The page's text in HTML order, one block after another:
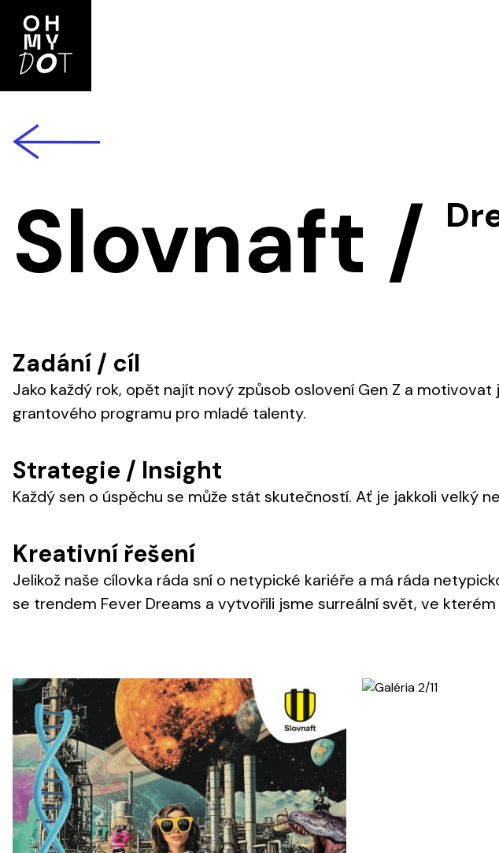
Slovnaft /
Zadání / cíl
Jako každý rok, opět najít nový způsob oslovení Gen Z a motivovat
grantového programu pro mladé talenty.
Strategie / Insight
Každý sen o úspěchu se může stát skutečností. Ať je jakkoli velký
Kreativní řešení
Jelikož naše cílovka ráda sní o netypické kariéře a má ráda
se trendem Fever Dreams a vytvořili jsme surreální svět, ve kterém